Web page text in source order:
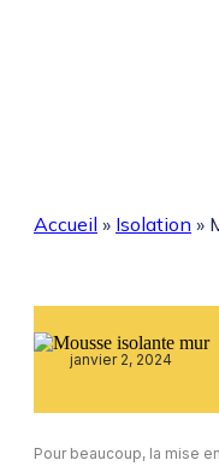
Accueil » Isolation »
janvier 2, 2024
Pour beaucoup, la mise